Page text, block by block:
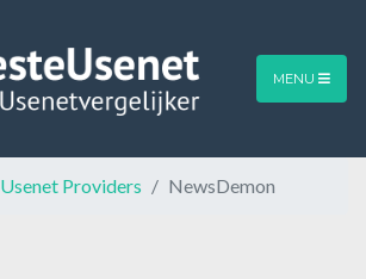
MENU
Usenet Providers NewsDemon